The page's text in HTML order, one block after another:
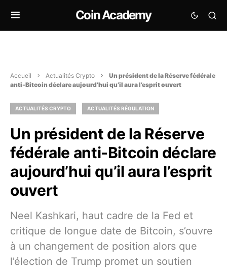
Coin Academy
Accueil Actualités Crypto
Un président de la Réserve fédérale
anti-Bitcoin déclare aujourd’hui qu’il aura l’esprit ouvert
ACTUALITÉS CRYPTO ACTUALITÉS RÉGULATION
Un président de la Réserve
fédérale anti-Bitcoin déclare
aujourd’hui qu’il aura l’esprit
ouvert
Neel Kashkari, haut cadre de la Fed et
critique de longue date de Bitcoin, s’ouvre
à un changement de position alors que
l’élection de Trump promet un soutien